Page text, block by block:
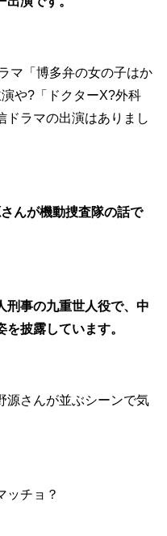
マ「 博多弁の女の子はか
演や?「
ドクターX?外科
ドラマの出演はありまし
んが機動捜査隊の話で
刑事の九重世人役で、中
披露しています。
源さんが並ぶシーンで気
ッチョ？